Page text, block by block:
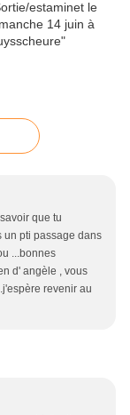
que tu
un pti passage dans
...bonnes
d' angèle , vous
revenir au